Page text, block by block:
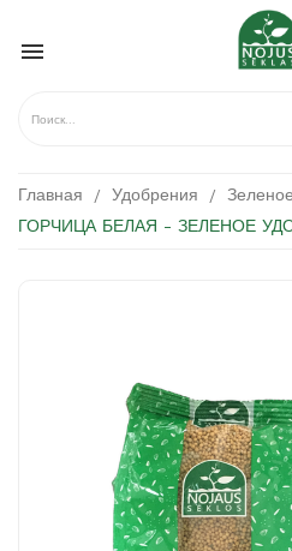

Главная Удобрения
ГОРЧИЦА БЕЛАЯ - ЗЕЛЕНОЕ